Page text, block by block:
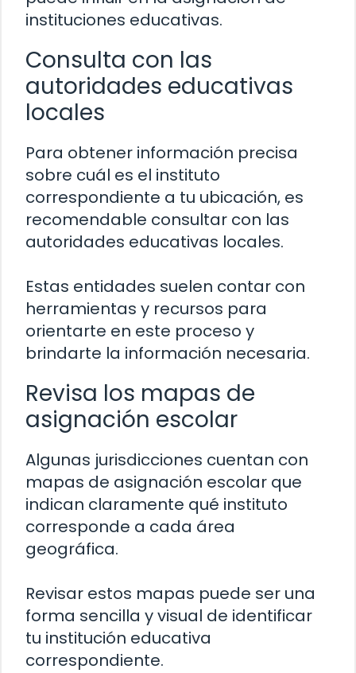
instituciones educativas.
Consulta con las
autoridades educativas
locales
Para obtener información precisa
sobre cuál es el instituto
correspondiente a tu ubicación, es
recomendable consultar con las
autoridades educativas locales.
Estas entidades suelen contar con
herramientas y recursos para
orientarte en este proceso y
brindarte la información necesaria.
Revisa los mapas de
asignación escolar
Algunas jurisdicciones cuentan con
mapas de asignación escolar que
indican claramente qué instituto
corresponde a cada área
geográfica.
Revisar estos mapas puede ser una
forma sencilla y visual de identificar
tu institución educativa
correspondiente.